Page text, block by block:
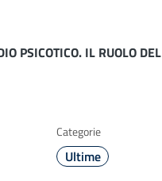
PSICOTICO. IL RUOLO DEL
Categorie
Ultime